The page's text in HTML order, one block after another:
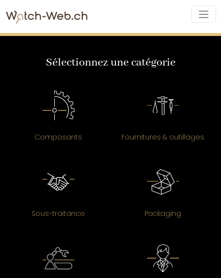
Sélectionnez une catégorie
Composants Fournitures & outillages
Sous-traitance Packaging